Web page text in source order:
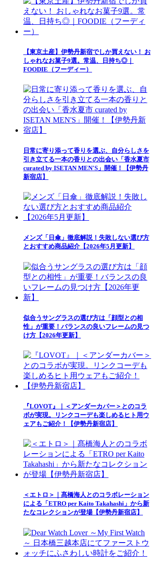
【東京土産】伊勢丹新宿でしか買えない！ お
しゃれなお菓子9選。常温、日持ち◎｜
FOODIE（フーディー）
日常に寄り添って香りを選ぶ、自分らしさを
引き立てる一本の香りとの出会い「香水夏市
curated by ISETAN MEN'S」開催！【伊勢丹
新宿店】
メンズ「日傘」徹底解説！失敗しない選び方
とおすすめ商品紹介【2026年5月更新】
似合うサングラスの選び方は「顔型との相
性」が重要！バランスの良いフレームの見つ
け方【2026年更新】
『LOVOT』｜＜アンダーカバー＞とのコラ
ボが実現。リンクコーデも楽しめるヒト用ウ
ェアもご紹介！【伊勢丹新宿店】
＜エトロ＞｜髙橋海人とのコラボレーション
による「ETRO per Kaito Takahashi」から新
たなコレクションが登場【伊勢丹新宿店】